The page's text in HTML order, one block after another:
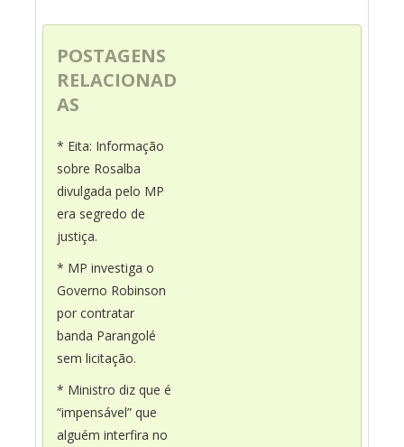
POSTAGENS
RELACIONAD
AS
* Eita: Informação
sobre Rosalba
divulgada pelo MP
era segredo de
justiça.
* MP investiga o
Governo Robinson
por contratar
banda Parangolé
sem licitação.
* Ministro diz que é
“impensável” que
alguém interfira no